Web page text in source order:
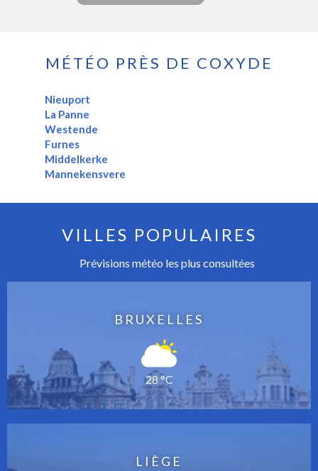
MÉTÉO PRÈS DE COXYDE
Nieuport
La Panne
Westende
Furnes
Middelkerke
Mannekensvere
VILLES POPULAIRES
Prévisions météo les plus consultées
BRUXELLES
28 °C
LIÈGE